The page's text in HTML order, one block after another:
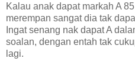
Kalau anak dapat markah A
merempan sangat dia tak
Ingat senang nak dapat A
soalan, dengan entah tak
lagi.